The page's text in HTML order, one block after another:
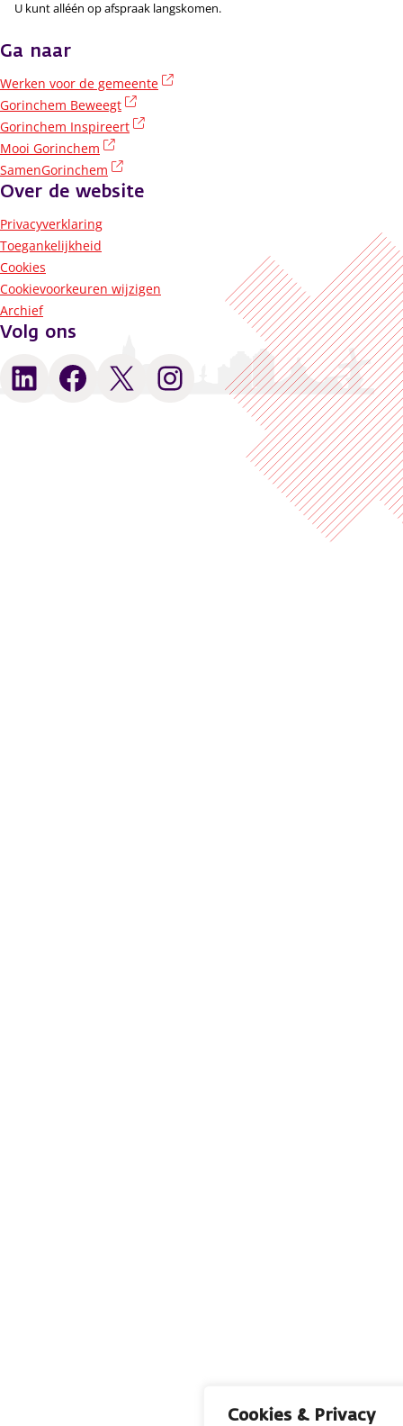
Cookies & Privacy
U kunt alléén op afspraak langskomen.
Ga naar
Werken voor de gemeente
Gorinchem Beweegt
Gorinchem Inspireert
Mooi Gorinchem
SamenGorinchem
Over de website
Privacyverklaring
Toegankelijkheid
Cookies
Cookievoorkeuren wijzigen
Archief
Volg ons
LinkedIn Facebook X Instagram